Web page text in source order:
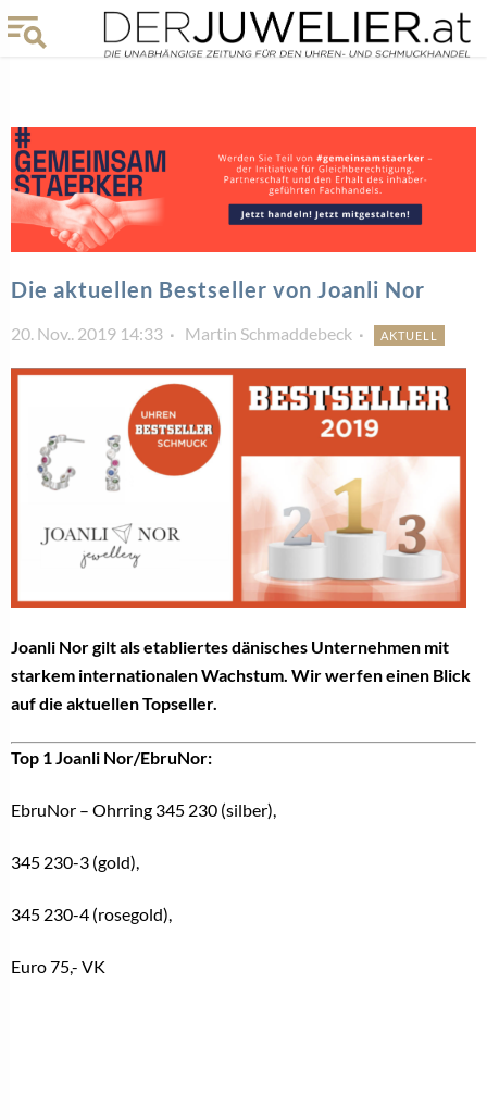
Die aktuellen Bestseller von Joanli Nor
20. Nov.. 2019 14:33 Martin Schmaddebeck AKTUELL
Joanli Nor gilt als etabliertes dänisches Unternehmen mit
starkem internationalen Wachstum. Wir werfen einen Blick
auf die aktuellen Topseller.
Top 1 Joanli Nor/EbruNor:
EbruNor – Ohrring 345 230 (silber),
345 230-3 (gold),
345 230-4 (rosegold),
Euro 75,- VK